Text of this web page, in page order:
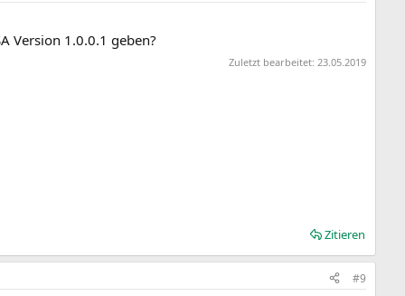
Version 1.0.0.1 geben?
Zuletzt bearbeitet: 23.05.2019
Zitieren
#9